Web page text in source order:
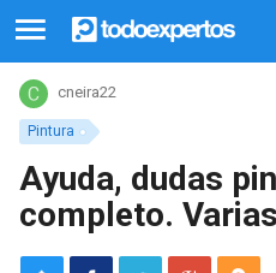
Pintura
cneira22
Ayuda, dudas
completo.